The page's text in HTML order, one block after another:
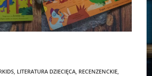
LITERATURA DZIECIĘCA RECENZENCKIE